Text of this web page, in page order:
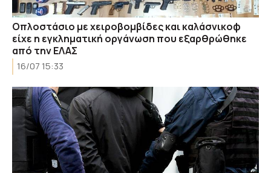
Οπλοστάσιο με χειροβομβίδες και καλάσνικοφ
είχε η εγκληματική οργάνωση που εξαρθρώθηκε
από την ΕΛΑΣ
16/07 15:33